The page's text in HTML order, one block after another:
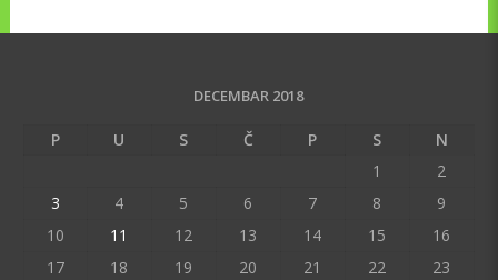
DECEMBAR 2018
P U S Č P S
N
1
2
3
4 5 6 7 8
9
10
11 12 13 14 15
16
17
18 19 20 21 22
23